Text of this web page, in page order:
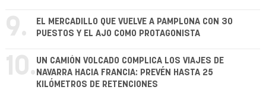
9.
EL MERCADILLO QUE VUELVE A PAMPLONA CON 30
PUESTOS Y EL AJO COMO PROTAGONISTA
10. UN CAMIÓN VOLCADO COMPLICA LOS VIAJES DE
NAVARRA HACIA FRANCIA: PREVÉN HASTA 25
KILÓMETROS DE RETENCIONES